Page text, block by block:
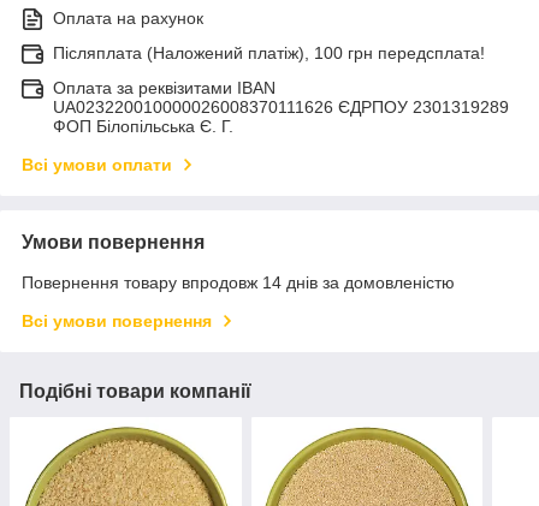
Оплата на рахунок
Післяплата (Наложений платіж), 100 грн передсплата!
Оплата за реквізитами IBAN
UA023220010000026008370111626 ЄДРПОУ 2301319289
ФОП Білопільська Є. Г.
Всі умови оплати
Умови повернення
Повернення товару впродовж 14 днів за домовленістю
Всі умови повернення
Подібні товари компанії